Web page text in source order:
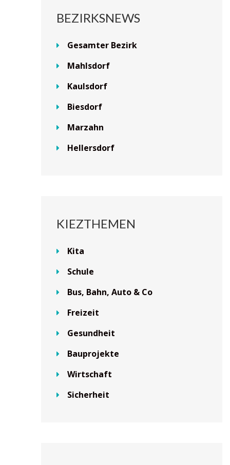
BEZIRKSNEWS
Gesamter Bezirk
Mahlsdorf
Kaulsdorf
Biesdorf
Marzahn
Hellersdorf
KIEZTHEMEN
Kita
Schule
Bus, Bahn, Auto & Co
Freizeit
Gesundheit
Bauprojekte
Wirtschaft
Sicherheit